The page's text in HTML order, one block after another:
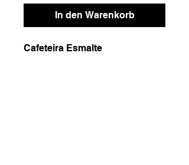
In den Warenkorb
Cafeteira Esmalte